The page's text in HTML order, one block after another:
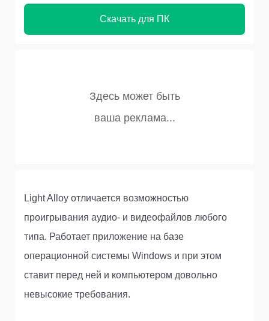
Скачать для ПК
Light Alloy отличается возможностью
проигрывания аудио- и видеофайлов любого
типа. Работает приложение на базе
операционной системы Windows и при этом
ставит перед ней и компьютером довольно
невысокие требования.